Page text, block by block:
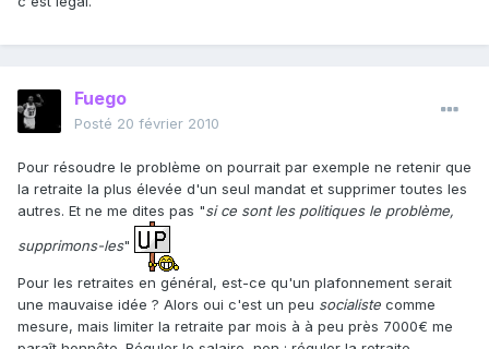
Fuego
Posté 20 février 2010
Pour résoudre le problème on pourrait par exemple ne retenir que
la retraite la plus élevée d'un seul mandat et supprimer toutes les
autres. Et ne me dites pas "si ce sont les politiques le problème,
supprimons-les"
Pour les retraites en général, est-ce qu'un plafonnement serait
une mauvaise idée ? Alors oui c'est un peu socialiste comme
mesure, mais limiter la retraite par mois à à peu près 7000€ me